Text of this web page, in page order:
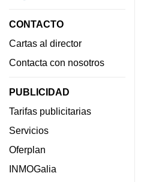
CONTACTO
Cartas al director
Contacta con nosotros
PUBLICIDAD
Tarifas publicitarias
Servicios
Oferplan
INMOGalia